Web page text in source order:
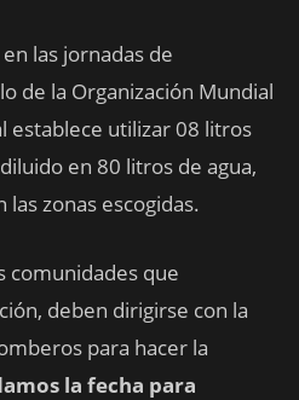
las jornadas de
de la Organización Mundial
establece utilizar 08 litros
en 80 litros de agua,
zonas escogidas.
comunidades que
deben dirigirse con la
para hacer la
la fecha para